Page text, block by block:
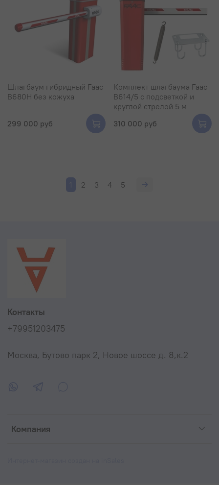
Шлагбаум гибридный Faac
B680H без кожуха
299 000 руб
Комплект шлагбаума Faac
B614/5 с подсветкой и
круглой стрелой 5 м
310 000 руб
1 2 3 4 5
Компания
Контакты
+79951203475
Москва, Бутово парк 2, Новое шоссе д. 8,к.2